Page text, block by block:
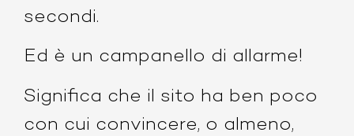
secondi.
Ed è un campanello di allarme!
Significa che il sito ha ben poco
con cui convincere, o almeno,